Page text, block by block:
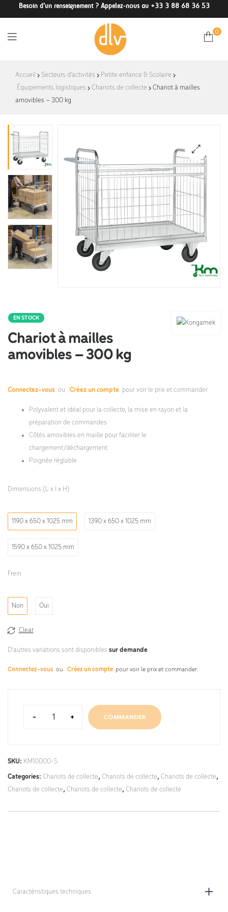
Besoin d'un renseignement ? Appelez-nous au +33 3 88 68 36 53
DLV-
France
0
Accueil Secteurs d'activités
Petite enfance & Scolaire
Équipements logistiques
Chariots de collecte
Chariot à mailles
amovibles – 300 kg
EN STOCK
Chariot à mailles
amovibles – 300 kg
Connectez-vous ou Créez un compte pour voir le prix et commander.
Polyvalent et idéal pour la collecte, la mise en rayon et la
préparation de commandes
Côtés amovibles en maille pour faciliter le
chargement/déchargement
Poignée réglable
Dimensions (L x l x H)
1190 x 650 x 1025 mm 1390 x 650 x 1025 mm
1590 x 650 x 1025 mm
Frein
Non Oui
Clear
D'autres variations sont disponibles sur demande.
Connectez-vous ou Créez un compte pour voir le prix et commander.
- + COMMANDER
SKU: KM10000-S
Categories: Chariots de collecte, Chariots de collecte, Chariots de collecte,
Chariots de collecte, Chariots de collecte, Chariots de collecte
Caractéristiques techniques